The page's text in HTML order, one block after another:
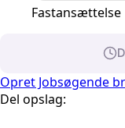
Fastansættelse
Opret Jobsøgende
Del opslag: